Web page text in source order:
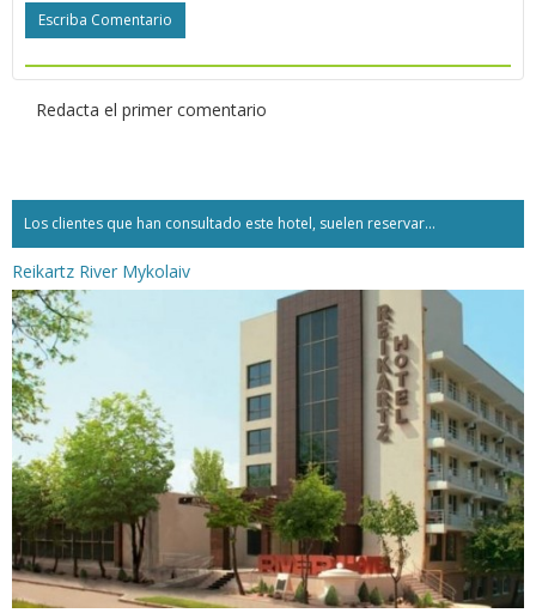
Escriba Comentario
Redacta el primer comentario
Los clientes que han consultado este hotel, suelen reservar...
Reikartz River Mykolaiv